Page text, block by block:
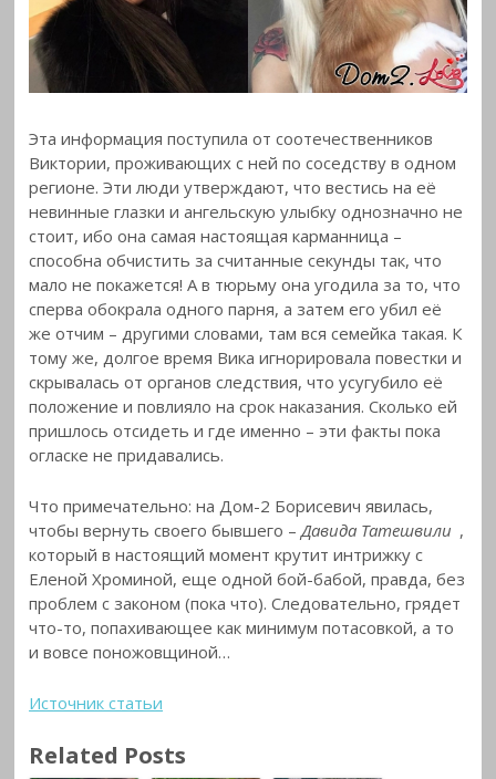
Эта информация поступила от соотечественников
Виктории, проживающих с ней по соседству в одном
регионе. Эти люди утверждают, что вестись на её
невинные глазки и ангельскую улыбку однозначно не
стоит, ибо она самая настоящая карманница –
способна обчистить за считанные секунды так, что
мало не покажется! А в тюрьму она угодила за то, что
сперва обокрала одного парня, а затем его убил её
же отчим – другими словами, там вся семейка такая. К
тому же, долгое время Вика игнорировала повестки и
скрывалась от органов следствия, что усугубило её
положение и повлияло на срок наказания. Сколько ей
пришлось отсидеть и где именно – эти факты пока
огласке не придавались.
Что примечательно: на Дом-2 Борисевич явилась,
чтобы вернуть своего бывшего –Давида Татешвили ,
который в настоящий момент крутит интрижку с
Еленой Хроминой, еще одной бой-бабой, правда, без
проблем с законом (пока что). Следовательно, грядет
что-то, попахивающее как минимум потасовкой, а то
и вовсе поножовщиной…
Источник статьи
Related Posts